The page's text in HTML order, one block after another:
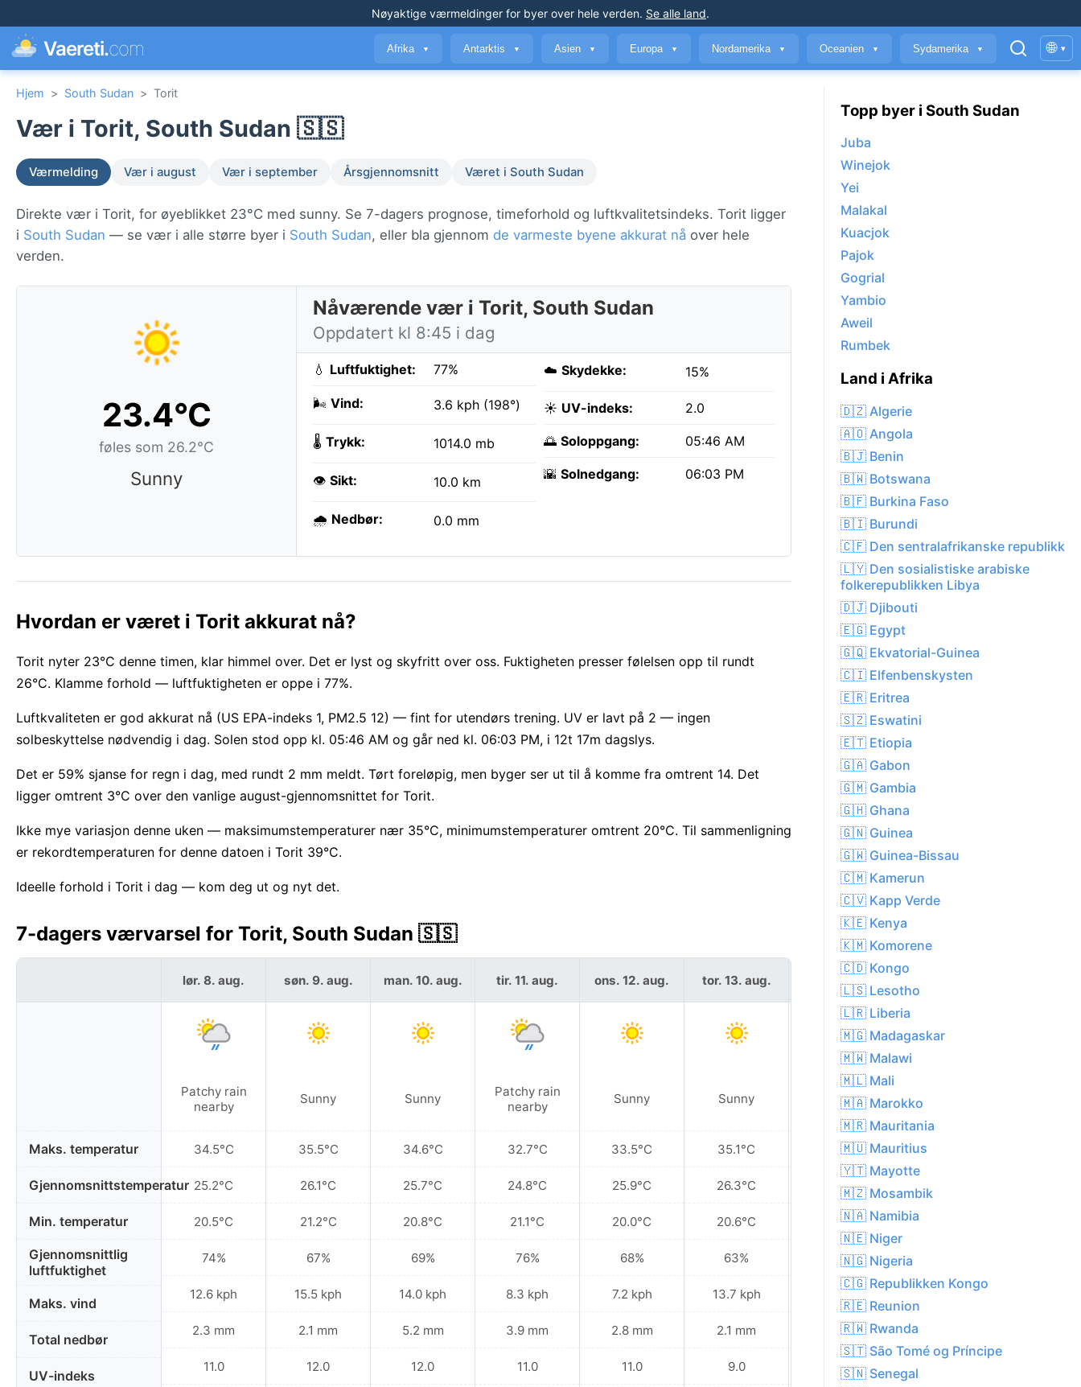
Nøyaktige værmeldinger for byer over hele verden. Se alle land.
Vaereti.com Afrika ▼ Antarktis ▼ Asien ▼ Europa ▼ Nordamerika ▼ Oceanien ▼ Sydamerika ▼ 🌐 ▾
Hjem > South Sudan > Torit
Vær i Torit, South Sudan 🇸🇸
Værmelding Vær i august Vær i september Årsgjennomsnitt Været i South Sudan
Direkte vær i Torit, for øyeblikket 23°C med sunny. Se 7-dagers prognose, timeforhold og luftkvalitetsindeks. Torit ligger
i South Sudan — se vær i alle større byer i South Sudan, eller bla gjennom de varmeste byene akkurat nå over hele
verden.
23.4°C
føles som 26.2°C
Sunny
Nåværende vær i Torit, South Sudan
Oppdatert kl 8:45 i dag
💧 Luftfuktighet: 77%
🌬️ Vind: 3.6 kph (198°)
🌡️ Trykk: 1014.0 mb
👁️ Sikt: 10.0 km
🌧️ Nedbør: 0.0 mm
☁️ Skydekke: 15%
☀️ UV-indeks: 2.0
🌅 Soloppgang: 05:46 AM
🌇 Solnedgang: 06:03 PM
Hvordan er været i Torit akkurat nå?
Torit nyter 23°C denne timen, klar himmel over. Det er lyst og skyfritt over oss. Fuktigheten presser følelsen opp til rundt
26°C. Klamme forhold — luftfuktigheten er oppe i 77%.
Luftkvaliteten er god akkurat nå (US EPA-indeks 1, PM2.5 12) — fint for utendørs trening. UV er lavt på 2 — ingen
solbeskyttelse nødvendig i dag. Solen stod opp kl. 05:46 AM og går ned kl. 06:03 PM, i 12t 17m dagslys.
Det er 59% sjanse for regn i dag, med rundt 2 mm meldt. Tørt foreløpig, men byger ser ut til å komme fra omtrent 14. Det
ligger omtrent 3°C over den vanlige august-gjennomsnittet for Torit.
Ikke mye variasjon denne uken — maksimumstemperaturer nær 35°C, minimumstemperaturer omtrent 20°C. Til sammenligning
er rekordtemperaturen for denne datoen i Torit 39°C.
Ideelle forhold i Torit i dag — kom deg ut og nyt det.
7-dagers værvarsel for Torit, South Sudan 🇸🇸
Maks. temperatur
Gjennomsnittstemperatur
Min. temperatur
Gjennomsnittlig
luftfuktighet
Maks. vind
Total nedbør
UV-indeks
lør. 8. aug.
Patchy rain
nearby
34.5°C
25.2°C
20.5°C
74%
12.6 kph
2.3 mm
11.0
søn. 9. aug.
Sunny
35.5°C
26.1°C
21.2°C
67%
15.5 kph
2.1 mm
12.0
man. 10. aug.
Sunny
34.6°C
25.7°C
20.8°C
69%
14.0 kph
5.2 mm
12.0
tir. 11. aug.
Patchy rain
nearby
32.7°C
24.8°C
21.1°C
76%
8.3 kph
3.9 mm
11.0
ons. 12. aug.
Sunny
33.5°C
25.9°C
20.0°C
68%
7.2 kph
2.8 mm
11.0
tor. 13. aug.
Sunny
35.1°C
26.3°C
20.6°C
63%
13.7 kph
2.1 mm
9.0
Sunny
36.2°C
27.1°C
21.6°C
54%
16.9 kph
0.0 mm
9.0
Topp byer i South Sudan
Juba
Winejok
Yei
Malakal
Kuacjok
Pajok
Gogrial
Yambio
Aweil
Rumbek
Land i Afrika
🇩🇿 Algerie
🇦🇴 Angola
🇧🇯 Benin
🇧🇼 Botswana
🇧🇫 Burkina Faso
🇧🇮 Burundi
🇨🇫 Den sentralafrikanske republikk
🇱🇾 Den sosialistiske arabiske
folkerepublikken Libya
🇩🇯 Djibouti
🇪🇬 Egypt
🇬🇶 Ekvatorial-Guinea
🇨🇮 Elfenbenskysten
🇪🇷 Eritrea
🇸🇿 Eswatini
🇪🇹 Etiopia
🇬🇦 Gabon
🇬🇲 Gambia
🇬🇭 Ghana
🇬🇳 Guinea
🇬🇼 Guinea-Bissau
🇨🇲 Kamerun
🇨🇻 Kapp Verde
🇰🇪 Kenya
🇰🇲 Komorene
🇨🇩 Kongo
🇱🇸 Lesotho
🇱🇷 Liberia
🇲🇬 Madagaskar
🇲🇼 Malawi
🇲🇱 Mali
🇲🇦 Marokko
🇲🇷 Mauritania
🇲🇺 Mauritius
🇾🇹 Mayotte
🇲🇿 Mosambik
🇳🇦 Namibia
🇳🇪 Niger
🇳🇬 Nigeria
🇨🇬 Republikken Kongo
🇷🇪 Reunion
🇷🇼 Rwanda
🇸🇹 São Tomé og Príncipe
🇸🇳 Senegal